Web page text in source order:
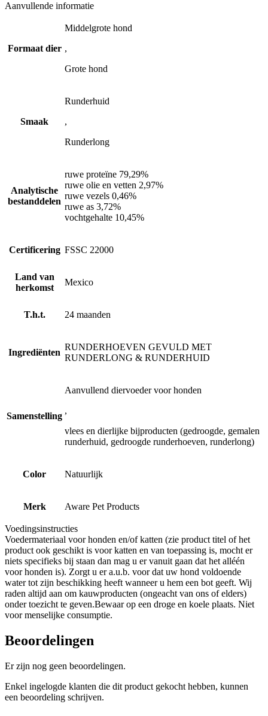
Aanvullende informatie
Formaat dier
Middelgrote hond
,
Grote hond
Smaak
Runderhuid
,
Runderlong
Analytische
bestanddelen
ruwe proteïne 79,29%
ruwe olie en vetten 2,97%
ruwe vezels 0,46%
ruwe as 3,72%
vochtgehalte 10,45%
Certificering FSSC 22000
Land van
herkomst
Mexico
T.h.t. 24 maanden
Ingrediënten
RUNDERHOEVEN GEVULD MET
RUNDERLONG & RUNDERHUID
Samenstelling
Aanvullend diervoeder voor honden
,
vlees en dierlijke bijproducten (gedroogde, gemalen
runderhuid, gedroogde runderhoeven, runderlong)
Color Natuurlijk
Merk Aware Pet Products
Voedingsinstructies
Voedermateriaal voor honden en/of katten (zie product titel of het
product ook geschikt is voor katten en van toepassing is, mocht er
niets specifieks bij staan dan mag u er vanuit gaan dat het alléén
voor honden is). Zorgt u er a.u.b. voor dat uw hond voldoende
water tot zijn beschikking heeft wanneer u hem een bot geeft. Wij
raden altijd aan om kauwproducten (ongeacht van ons of elders)
onder toezicht te geven.Bewaar op een droge en koele plaats. Niet
voor menselijke consumptie.
Beoordelingen
Er zijn nog geen beoordelingen.
Enkel ingelogde klanten die dit product gekocht hebben, kunnen
een beoordeling schrijven.